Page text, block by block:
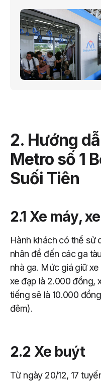
2. Hướng
Metro số 1
Suối Tiên
2.1 Xe máy,
Hành khách có thể sử
nhân để đến các ga
nhà ga. Mức giá giữ
xe đạp là 2.000 đồng,
tiếng sẽ là 10.000
đêm).
2.2 Xe buýt
Từ ngày 20/12, 17